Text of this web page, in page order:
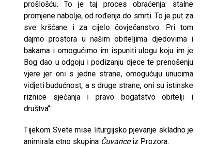
prošlošću. To je taj proces obraćenja: stalne
promjene nabolje, od rođenja do smrti. To je put za
sve kršćane i za cijelo čovječanstvo. Pri tom
dajmo prostora u našim obiteljima djedovima i
bakama i omogućimo im ispuniti ulogu koju im je
Bog dao u odgoju i podizanju djece te prenošenju
vjere jer oni s jedne strane, omogućuju unucima
vidjeti budućnost, a s druge strane, oni su istinske
riznice sjećanja i pravo bogatstvo obitelji i
društva“.
Tijekom Svete mise liturgijsko pjevanje skladno je
animirala etno skupina Čuvariceiz Prozora.